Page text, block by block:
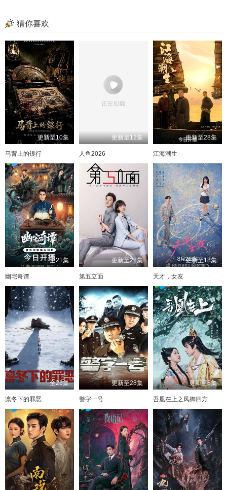
猜你喜欢
更新至10集
马背上的银行
更新至12集
人鱼2026
更新至28集
江海潮生
全21集
幽宅奇谭
更新至28集
第五立面
更新至18集
天才，女友
全26集
凛冬下的罪恶
更新至28集
警字一号
更新至8集
吾凰在上之凤御四方